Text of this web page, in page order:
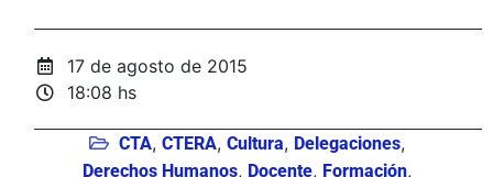
17 de agosto de 2015
18:08 hs
CTA, CTERA, Cultura, Delegaciones,
Derechos Humanos, Docente, Formación,